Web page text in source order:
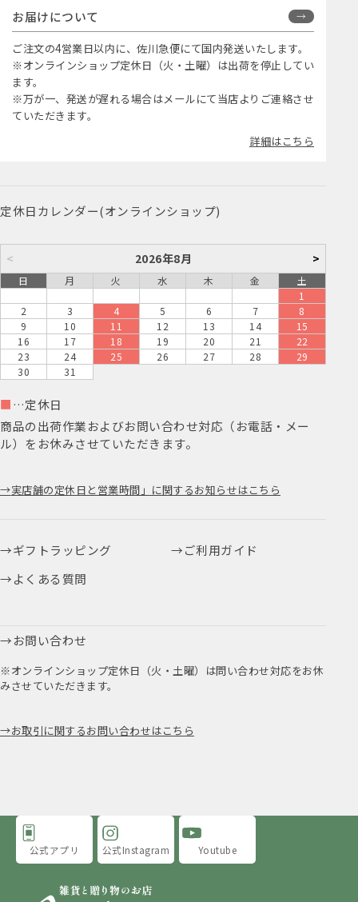
お届けについて
ご注文の4営業日以内に、佐川急便にて国内発送いたします。
※オンラインショップ定休日（火・土曜）は出荷を停止してい
ます。
※万が一、発送が遅れる場合はメールにて当店よりご連絡させ
ていただきます。
詳細はこちら
定休日カレンダー(オンラインショップ)
< 2026年8月 >
日 月 火 水 木 金
土
1
2
3 4 5 6 7
8
9
10 11 12 13 14
15
16
17 18 19 20 21
22
23
24 25 26 27 28
29
30
31
■ …定休日
商品の出荷作業およびお問い合わせ対応（お電話・メー
ル）をお休みさせていただきます。
実店舗の定休日と営業時間」に関するお知らせはこちら
ギフトラッピング
ご利用ガイド
よくある質問
お問い合わせ
※オンラインショップ定休日（火・土曜）は問い合わせ対応をお休
みさせていただきます。
お取引に関するお問い合わせはこちら
公式アプリ 公式Instagram Youtube